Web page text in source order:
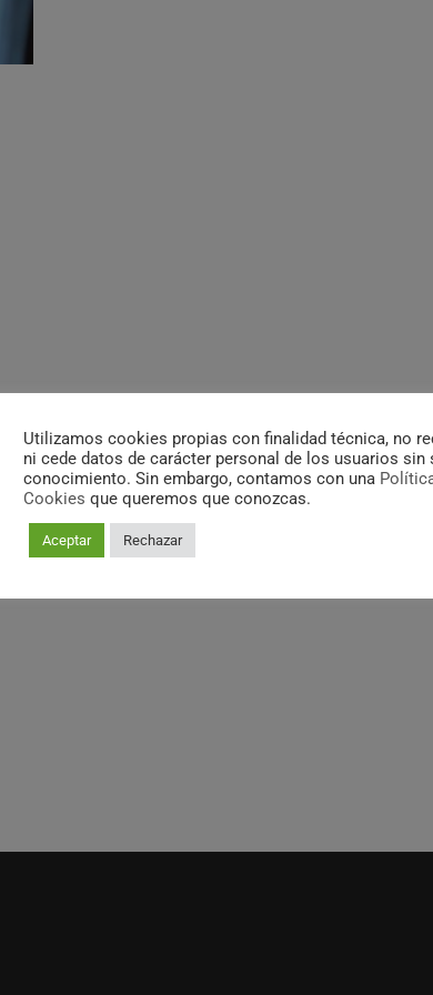
Utilizamos cookies propias con finalidad técnica, no
ni cede datos de carácter personal de los usuarios sin
conocimiento. Sin embargo, contamos con una
Cookies que queremos que conozcas.
Aceptar Rechazar